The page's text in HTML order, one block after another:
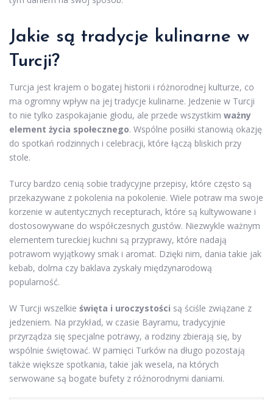
Jakie są tradycje kulinarne w
Turcji?
Turcja jest krajem o bogatej historii i różnorodnej kulturze, co
ma ogromny wpływ na jej tradycje kulinarne. Jedzenie w Turcji
to nie tylko zaspokajanie głodu, ale przede wszystkim ważny
element życia społecznego. Wspólne posiłki stanowią okazję
do spotkań rodzinnych i celebracji, które łączą bliskich przy
stole.
Turcy bardzo cenią sobie tradycyjne przepisy, które często są
przekazywane z pokolenia na pokolenie. Wiele potraw ma swoje
korzenie w autentycznych recepturach, które są kultywowane i
dostosowywane do współczesnych gustów. Niezwykle ważnym
elementem tureckiej kuchni są przyprawy, które nadają
potrawom wyjątkowy smak i aromat. Dzięki nim, dania takie jak
kebab, dolma czy baklava zyskały międzynarodową
popularność.
W Turcji wszelkie święta i uroczystości są ściśle związane z
jedzeniem. Na przykład, w czasie Bayramu, tradycyjnie
przyrządza się specjalne potrawy, a rodziny zbierają się, by
wspólnie świętować. W pamięci Turków na długo pozostają
także większe spotkania, takie jak wesela, na których
serwowane są bogate bufety z różnorodnymi daniami.